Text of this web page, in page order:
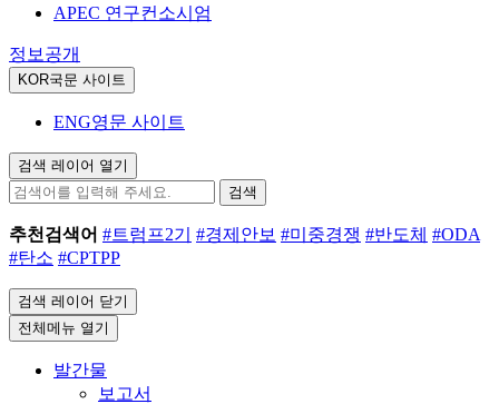
APEC 연구컨소시엄
정보공개
KOR국문 사이트
ENG영문 사이트
검색 레이어 열기
검색
추천검색어 #트럼프2기 #경제안보 #미중경쟁 #반도체 #ODA
#탄소 #CPTPP
검색 레이어 닫기
전체메뉴 열기
발간물
보고서